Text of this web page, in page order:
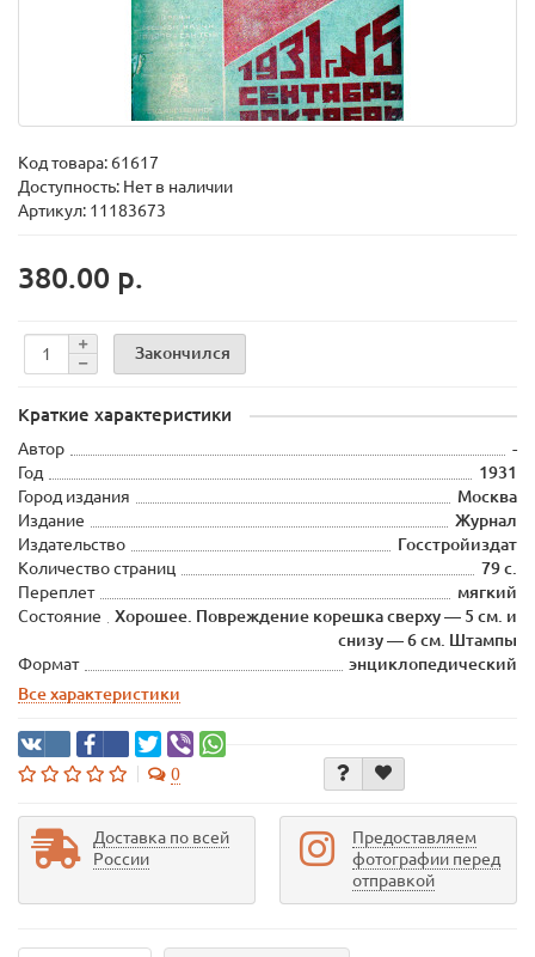
Код товара: 61617
Доступность: Нет в наличии
Артикул: 11183673
380.00 р.
Закончился
Краткие характеристики
Автор
-
Год
1931
Город издания
Москва
Издание
Журнал
Издательство
Госстройиздат
Количество страниц
79 с.
Переплет
мягкий
Состояние
Хорошее. Повреждение корешка сверху — 5 см. и
снизу — 6 см. Штампы
Формат
энциклопедический
Все характеристики
0
Доставка по всей
России
Предоставляем
фотографии перед
отправкой